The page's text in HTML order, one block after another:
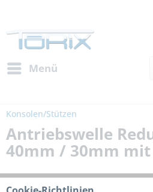
Menü
Konsolen/Stützen
Antriebswelle
40mm / 30mm mit